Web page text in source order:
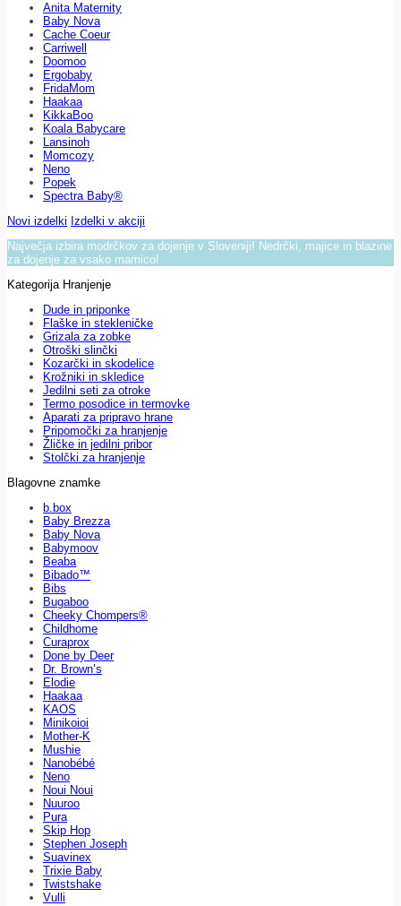
Anita Maternity
Baby Nova
Cache Coeur
Carriwell
Doomoo
Ergobaby
FridaMom
Haakaa
KikkaBoo
Koala Babycare
Lansinoh
Momcozy
Neno
Popek
Spectra Baby®
Novi izdelki Izdelki v akciji
Največja izbira modrčkov za dojenje v Sloveniji! Nedrčki, majice in blazine
za dojenje za vsako mamico!
Kategorija Hranjenje
Dude in priponke
Flaške in stekleničke
Grizala za zobke
Otroški slinčki
Kozarčki in skodelice
Krožniki in skledice
Jedilni seti za otroke
Termo posodice in termovke
Aparati za pripravo hrane
Pripomočki za hranjenje
Žličke in jedilni pribor
Stolčki za hranjenje
Blagovne znamke
b.box
Baby Brezza
Baby Nova
Babymoov
Beaba
Bibado™
Bibs
Bugaboo
Cheeky Chompers®
Childhome
Curaprox
Done by Deer
Dr. Brown’s
Elodie
Haakaa
KAOS
Minikoioi
Mother-K
Mushie
Nanobébé
Neno
Noui Noui
Nuuroo
Pura
Skip Hop
Stephen Joseph
Suavinex
Trixie Baby
Twistshake
Vulli